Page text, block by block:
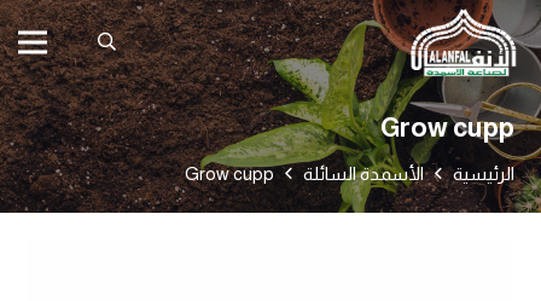
Grow cupp
الرئيسية الأسمدة السائلة Grow cupp